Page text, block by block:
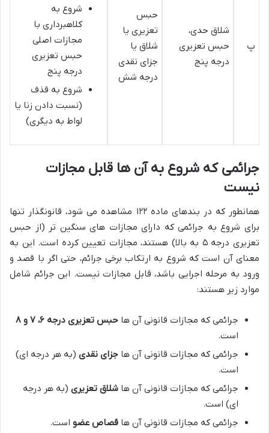
پ
شلاق حدی،
حبس تعزیری
درجه پنج
حبس
تعزیری یا
شلاق یا
جزای نقدی
درجه شش
شروع به
کلاهبرداری با
مجازات اصلی
حبس تعزیری
درجه پنج
شروع به قذف
(نسبت دادن زنا یا
لواط به دیگری)
جرائمی که شروع به آن ها قابل مجازات
نیست
همانطور که در بندهای ماده ۱۲۲ مشاهده می شود، قانونگذار تنها
برای شروع به جرائمی که دارای مجازات های سنگین تر (از حبس
تعزیری درجه ۵ به بالا) هستند، مجازات تعیین کرده است. این به
معنای آن است که شروع به ارتکاب برخی جرائم، حتی اگر با قصد و
ورود به مرحله اجرایی باشد، قابل مجازات نیست. این جرائم شامل
موارد زیر هستند:
جرائمی که مجازات قانونی آن ها حبس تعزیری درجه ۶، ۷ و ۸
است.
جرائمی که مجازات قانونی آن ها جزای نقدی (به هر درجه ای)
است.
جرائمی که مجازات قانونی آن ها شلاق تعزیری (به هر درجه
ای) است.
جرائمی که مجازات قانونی آن ها قصاص عضو است.